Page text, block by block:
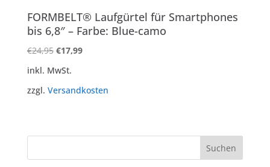
FORMBELT® Laufgürtel für Smartphones
bis 6,8″ – Farbe: Blue-camo
€24,95 Ursprünglicher
war:
€24,95
€17,99Aktueller
€17,99.
inkl. MwSt.
zzgl. Versandkosten